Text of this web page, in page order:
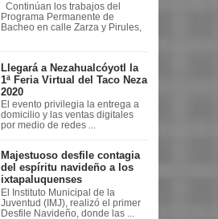
Continúan los trabajos del
Programa Permanente de
Bacheo en calle Zarza y Pirules,
Llegará a Nezahualcóyotl la
1ª Feria Virtual del Taco Neza
2020
El evento privilegia la entrega a
domicilio y las ventas digitales
por medio de redes ...
Majestuoso desfile contagia
del espíritu navideño a los
ixtapaluquenses
El Instituto Municipal de la
Juventud (IMJ), realizó el primer
Desfile Navideño, donde las ...